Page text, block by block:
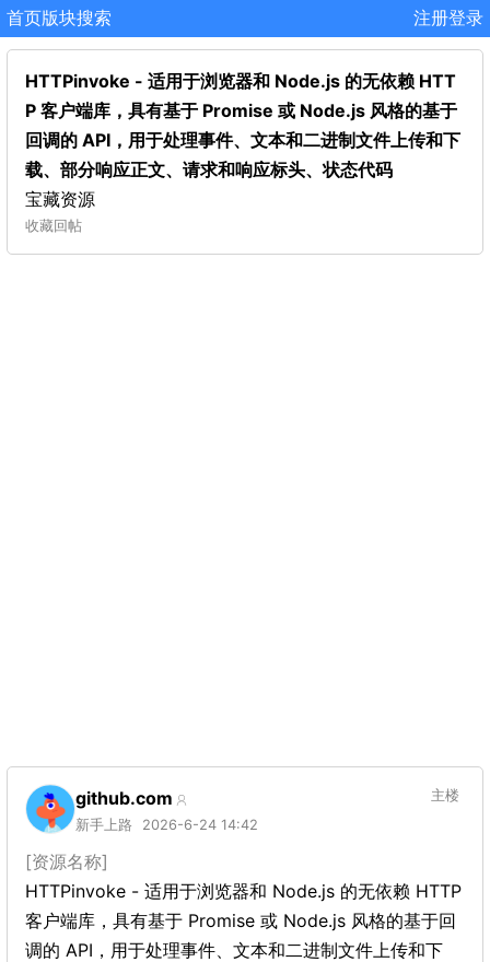
首页版块搜索 注册登录
HTTPinvoke - 适用于浏览器和 Node.js 的无依赖 HTT
P 客户端库，具有基于 Promise 或 Node.js 风格的基于
回调的 API，用于处理事件、文本和二进制文件上传和下
载、部分响应正文、请求和响应标头、状态代码
宝藏资源
收藏回帖
github.com
新手上路 2026-6-24 14:42
主楼
[资源名称]
HTTPinvoke - 适用于浏览器和 Node.js 的无依赖 HTTP
客户端库，具有基于 Promise 或 Node.js 风格的基于回
调的 API，用于处理事件、文本和二进制文件上传和下